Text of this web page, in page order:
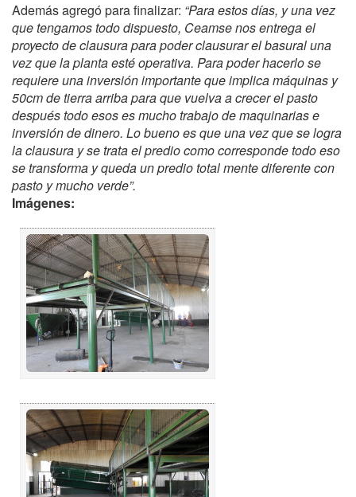
Además agregó para finalizar: “Para estos días, y una vez
que tengamos todo dispuesto, Ceamse nos entrega el
proyecto de clausura para poder clausurar el basural una
vez que la planta esté operativa. Para poder hacerlo se
requiere una inversión importante que implica máquinas y
50cm de tierra arriba para que vuelva a crecer el pasto
después todo esos es mucho trabajo de maquinarias e
inversión de dinero. Lo bueno es que una vez que se logra
la clausura y se trata el predio como corresponde todo eso
se transforma y queda un predio total mente diferente con
pasto y mucho verde”.
Imágenes: